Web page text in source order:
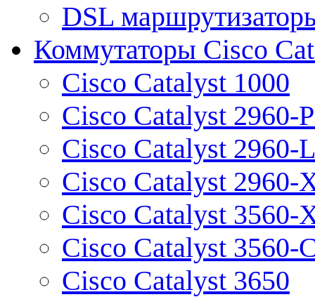
DSL
Коммутаторы Cisco
Cisco Catalyst 1000
Cisco Catalyst 2960-
Cisco Catalyst 2960-L
Cisco Catalyst 2960-
Cisco Catalyst 3560-
Cisco Catalyst 3560-
Cisco Catalyst 3650